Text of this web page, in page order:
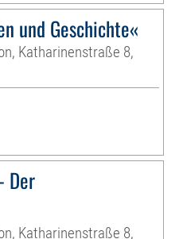
und Geschichte«
Katharinenstraße 8,
Der
Katharinenstraße 8,